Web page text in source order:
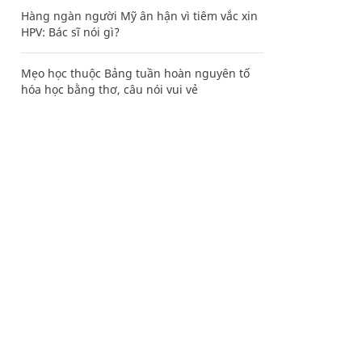
Hàng ngàn người Mỹ ân hận vì tiêm vắc xin
HPV: Bác sĩ nói gì?
Mẹo học thuộc Bảng tuần hoàn nguyên tố
hóa học bằng thơ, câu nói vui vẻ